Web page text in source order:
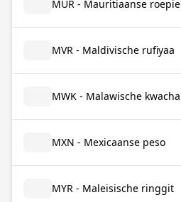
MUR - Mauritiaanse roepie
MVR - Maldivische rufiyaa
MWK - Malawische kwacha
MXN - Mexicaanse peso
MYR - Maleisische ringgit